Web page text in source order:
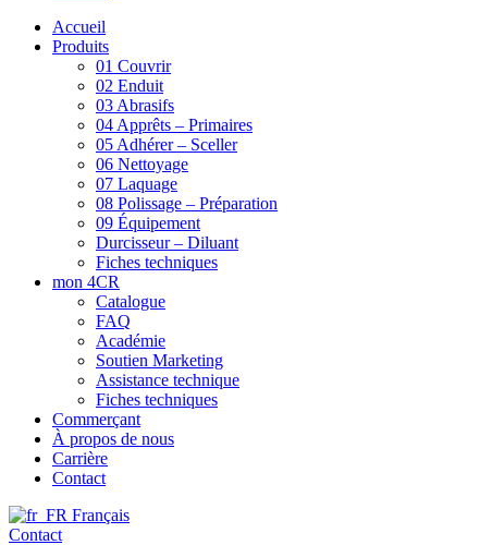
Accueil
Produits
01 Couvrir
02 Enduit
03 Abrasifs
04 Apprêts – Primaires
05 Adhérer – Sceller
06 Nettoyage
07 Laquage
08 Polissage – Préparation
09 Équipement
Durcisseur – Diluant
Fiches techniques
mon 4CR
Catalogue
FAQ
Académie
Soutien Marketing
Assistance technique
Fiches techniques
Commerçant
À propos de nous
Carrière
Contact
Français
Contact